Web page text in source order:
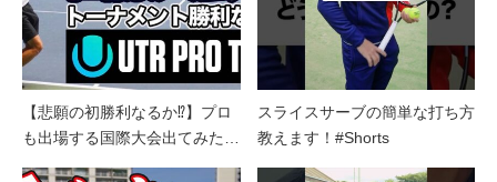
【悲願の初勝利なるか⁉︎】プロ
も出場する国際大会出てみた…
スライスサーブの簡単な打ち方
教えます！#Shorts